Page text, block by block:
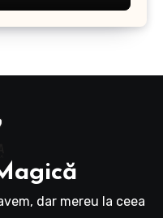
dar mereu la ceea